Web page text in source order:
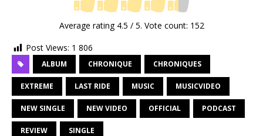
Average rating 4.5 / 5. Vote count: 152
Post Views: 1 806
ALBUM CHRONIQUE CHRONIQUES
EXTREME LAST RIDE MUSIC MUSICVIDEO
NEW SINGLE NEW VIDEO OFFICIAL PODCAST
REVIEW SINGLE